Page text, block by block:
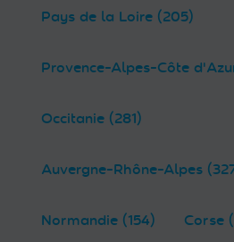
Pays de la Loire (205)
Provence-Alpes-Côte
Occitanie (281)
Auvergne-Rhône-Alpes
Normandie (154) Corse